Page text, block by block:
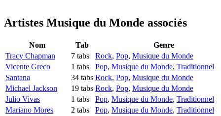
Artistes Musique du Monde associés
Nom Tab
Genre
Tracy Chapman
7 tabs Rock, Pop, Musique du Monde
Vicente Greco
1 tabs Pop, Musique du Monde, Traditionnel
Santana
34 tabs Rock, Pop, Musique du Monde
Michael Jackson
19 tabs Rock, Pop, Musique du Monde
Julio Vivas
1 tabs Pop, Musique du Monde, Traditionnel
Mariano Mores
2 tabs Pop, Musique du Monde, Traditionnel